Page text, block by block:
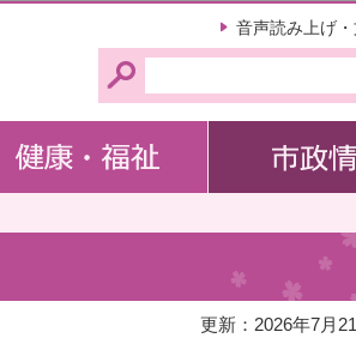
音声読み上げ
更新：2026年7月